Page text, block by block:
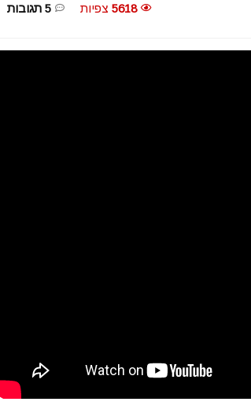
5618 צפיות 5 תגובות